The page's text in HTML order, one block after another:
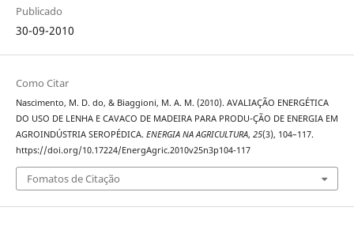
Publicado
30-09-2010
Como Citar
Nascimento, M. D. do, & Biaggioni, M. A. M. (2010). AVALIAÇÃO ENERGÉTICA
DO USO DE LENHA E CAVACO DE MADEIRA PARA PRODU-ÇÃO DE ENERGIA EM
AGROINDÚSTRIA SEROPÉDICA. ENERGIA NA AGRICULTURA, 25(3), 104–117.
https://doi.org/10.17224/EnergAgric.2010v25n3p104-117
Fomatos de Citação